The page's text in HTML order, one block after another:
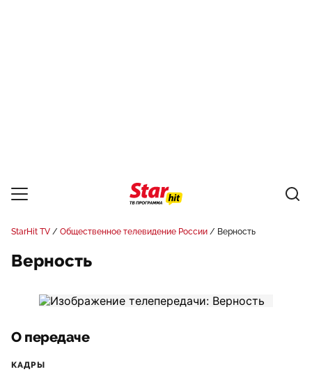
StarHit TV Общественное телевидение России Верность
Верность
О передаче
КАДРЫ